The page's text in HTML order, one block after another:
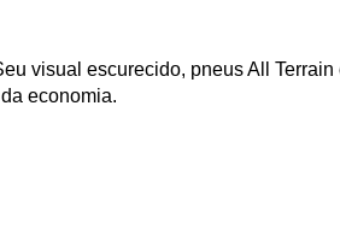
visual escurecido, pneus All
economia.